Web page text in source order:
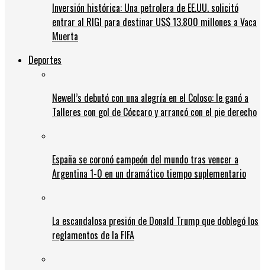
Inversión histórica: Una petrolera de EE.UU. solicitó
entrar al RIGI para destinar US$ 13.800 millones a Vaca
Muerta
Deportes
Newell’s debutó con una alegría en el Coloso: le ganó a
Talleres con gol de Cóccaro y arrancó con el pie derecho
España se coronó campeón del mundo tras vencer a
Argentina 1-0 en un dramático tiempo suplementario
La escandalosa presión de Donald Trump que doblegó los
reglamentos de la FIFA